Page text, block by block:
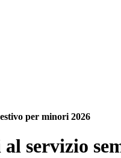
per minori 2026
servizio